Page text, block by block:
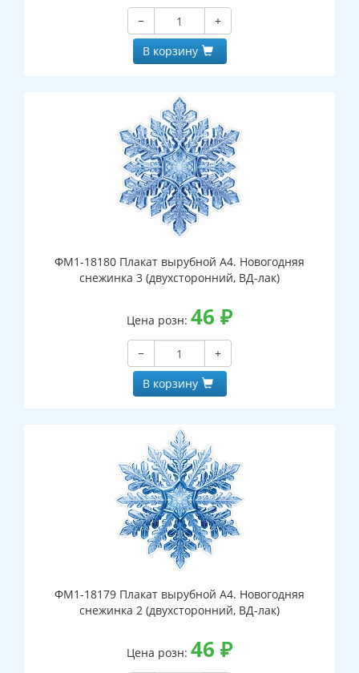
−
+
В корзину
ФМ1-18180 Плакат вырубной А4. Новогодняя
снежинка 3 (двухсторонний, ВД-лак)
Цена розн: 46 ₽
−
+
В корзину
ФМ1-18179 Плакат вырубной А4. Новогодняя
снежинка 2 (двухсторонний, ВД-лак)
Цена розн: 46 ₽